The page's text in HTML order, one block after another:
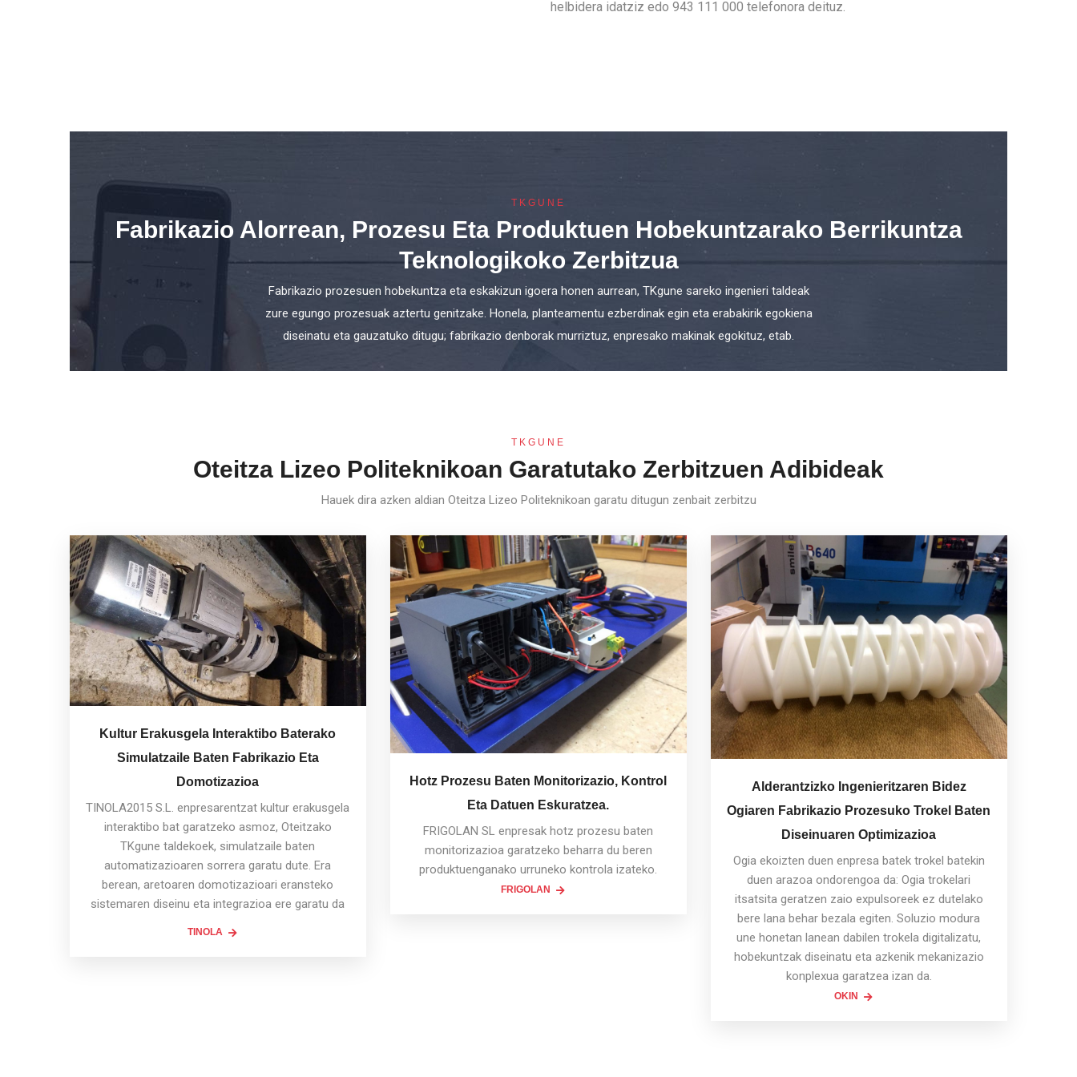
helbidera idatziz edo 943 111 000 telefonora deituz.
TKGUNE
Fabrikazio Alorrean, Prozesu Eta Produktuen Hobekuntzarako Berrikuntza
Teknologikoko Zerbitzua
Fabrikazio prozesuen hobekuntza eta eskakizun igoera honen aurrean, TKgune sareko ingenieri taldeak
zure egungo prozesuak aztertu genitzake. Honela, planteamentu ezberdinak egin eta erabakirik egokiena
diseinatu eta gauzatuko ditugu; fabrikazio denborak murriztuz, enpresako makinak egokituz, etab.
TKGUNE
Oteitza Lizeo Politeknikoan Garatutako Zerbitzuen Adibideak
Hauek dira azken aldian Oteitza Lizeo Politeknikoan garatu ditugun zenbait zerbitzu
Kultur Erakusgela Interaktibo Baterako
Simulatzaile Baten Fabrikazio Eta
Domotizazioa
TINOLA2015 S.L. enpresarentzat kultur erakusgela
interaktibo bat garatzeko asmoz, Oteitzako
TKgune taldekoek, simulatzaile baten
automatizazioaren sorrera garatu dute. Era
berean, aretoaren domotizazioari eransteko
sistemaren diseinu eta integrazioa ere garatu da
TINOLA
Hotz Prozesu Baten Monitorizazio, Kontrol
Eta Datuen Eskuratzea.
FRIGOLAN SL enpresak hotz prozesu baten
monitorizazioa garatzeko beharra du beren
produktuenganako urruneko kontrola izateko.
FRIGOLAN
Alderantzizko Ingenieritzaren Bidez
Ogiaren Fabrikazio Prozesuko Trokel Baten
Diseinuaren Optimizazioa
Ogia ekoizten duen enpresa batek trokel batekin
duen arazoa ondorengoa da: Ogia trokelari
itsatsita geratzen zaio expulsoreek ez dutelako
bere lana behar bezala egiten. Soluzio modura
une honetan lanean dabilen trokela digitalizatu,
hobekuntzak diseinatu eta azkenik mekanizazio
konplexua garatzea izan da.
OKIN